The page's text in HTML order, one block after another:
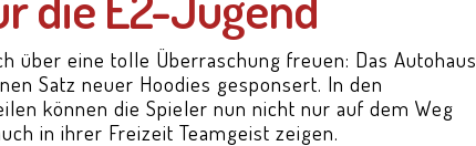
über eine tolle Überraschung freuen: Das Autohaus
Satz neuer Hoodies gesponsert. In den
können die Spieler nun nicht nur auf dem Weg
in ihrer Freizeit Teamgeist zeigen.